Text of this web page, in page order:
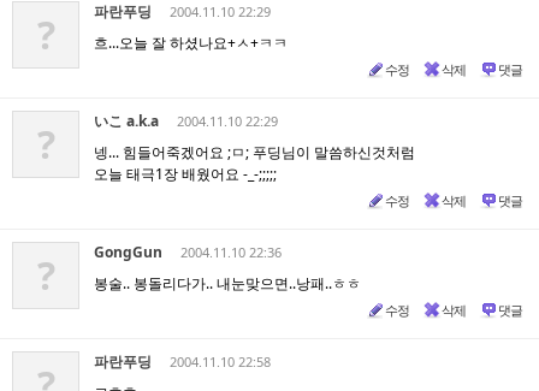
? 파란푸딩 2004.11.10 22:29
흐...오늘 잘 하셨나요+ㅅ+ㅋㅋ
수정 삭제 댓글
? いこ a.k.a 2004.11.10 22:29
넹... 힘들어죽겠어요 ;ㅁ; 푸딩님이 말씀하신것처럼
오늘 태극1장 배웠어요 -_-;;;;;
수정 삭제 댓글
? GongGun 2004.11.10 22:36
봉술.. 봉돌리다가.. 내눈맞으면..낭패..ㅎㅎ
수정 삭제 댓글
파란푸딩 2004.11.10 22:58